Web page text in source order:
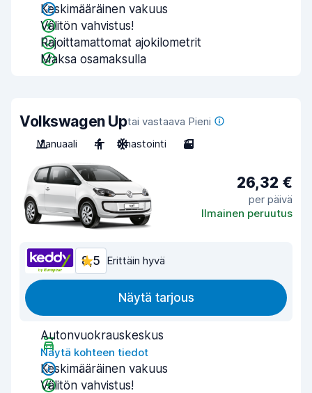
Keskimääräinen vakuus
Välitön vahvistus!
Rajoittamattomat ajokilometrit
Maksa osamaksulla
Volkswagen Uptai vastaava Pieni
Manuaali
4 Ilmastointi 3
26,32 €
per päivä
Ilmainen peruutus
8,5 Erittäin hyvä
Näytä tarjous
Autonvuokrauskeskus
Näytä kohteen tiedot
Keskimääräinen vakuus
Välitön vahvistus!